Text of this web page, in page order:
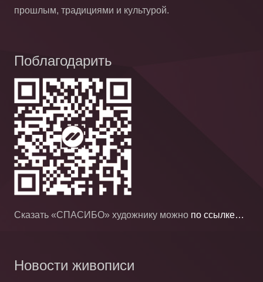
прошлым, традициями и культурой.
Поблагодарить
Сказать «СПАСИБО» художнику можно по ссылке…
Новости живописи